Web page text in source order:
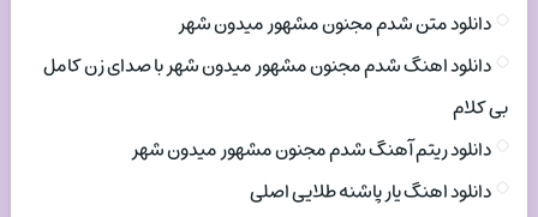
دانلود متن شدم مجنون مشهور میدون شهر
دانلود اهنگ شدم مجنون مشهور میدون شهر با صدای زن کامل
بی کلام
دانلود ریتم آهنگ شدم مجنون مشهور میدون شهر
دانلود اهنگ یار پاشنه طلایی اصلی